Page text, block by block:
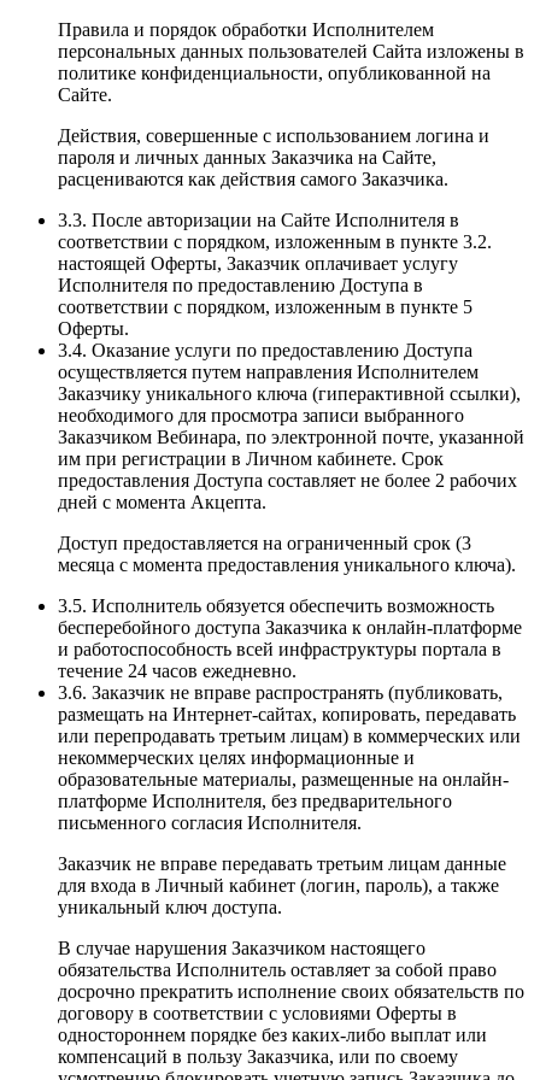
Правила и порядок обработки Исполнителем
персональных данных пользователей Сайта изложены в
политике конфиденциальности, опубликованной на
Сайте.
Действия, совершенные с использованием логина и
пароля и личных данных Заказчика на Сайте,
расцениваются как действия самого Заказчика.
3.3. После авторизации на Сайте Исполнителя в
соответствии с порядком, изложенным в пункте 3.2.
настоящей Оферты, Заказчик оплачивает услугу
Исполнителя по предоставлению Доступа в
соответствии с порядком, изложенным в пункте 5
Оферты.
3.4. Оказание услуги по предоставлению Доступа
осуществляется путем направления Исполнителем
Заказчику уникального ключа (гиперактивной ссылки),
необходимого для просмотра записи выбранного
Заказчиком Вебинара, по электронной почте, указанной
им при регистрации в Личном кабинете. Срок
предоставления Доступа составляет не более 2 рабочих
дней с момента Акцепта.
Доступ предоставляется на ограниченный срок (3
месяца с момента предоставления уникального ключа).
3.5. Исполнитель обязуется обеспечить возможность
бесперебойного доступа Заказчика к онлайн-платформе
и работоспособность всей инфраструктуры портала в
течение 24 часов ежедневно.
3.6. Заказчик не вправе распространять (публиковать,
размещать на Интернет-сайтах, копировать, передавать
или перепродавать третьим лицам) в коммерческих или
некоммерческих целях информационные и
образовательные материалы, размещенные на онлайн-
платформе Исполнителя, без предварительного
письменного согласия Исполнителя.
Заказчик не вправе передавать третьим лицам данные
для входа в Личный кабинет (логин, пароль), а также
уникальный ключ доступа.
В случае нарушения Заказчиком настоящего
обязательства Исполнитель оставляет за собой право
досрочно прекратить исполнение своих обязательств по
договору в соответствии с условиями Оферты в
одностороннем порядке без каких-либо выплат или
компенсаций в пользу Заказчика, или по своему